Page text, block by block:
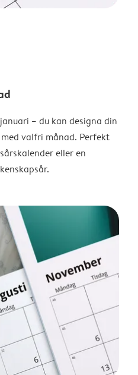
– du kan designa din
valfri månad. Perfekt
eller en